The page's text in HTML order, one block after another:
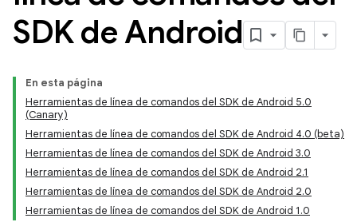
SDK de Android
En esta página
Herramientas de línea de comandos del SDK de Android 5.0
(Canary)
Herramientas de línea de comandos del SDK de Android 4.0 (beta)
Herramientas de línea de comandos del SDK de Android 3.0
Herramientas de línea de comandos del SDK de Android 2.1
Herramientas de línea de comandos del SDK de Android 2.0
Herramientas de línea de comandos del SDK de Android 1.0